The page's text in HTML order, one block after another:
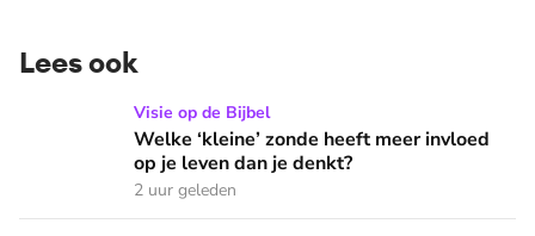
Lees ook
Welke ‘kleine’ zonde heeft meer invloed op je leven dan je
Visie op de Bijbel
Welke ‘kleine’ zonde heeft meer invloed
op je leven dan je denkt?
2 uur geleden